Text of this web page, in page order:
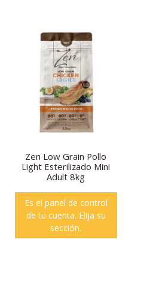
Zen Low Grain Pollo
Light Esterilizado Mini
Adult 8kg
Es el panel de control
de tu cuenta. Elija su
sección.